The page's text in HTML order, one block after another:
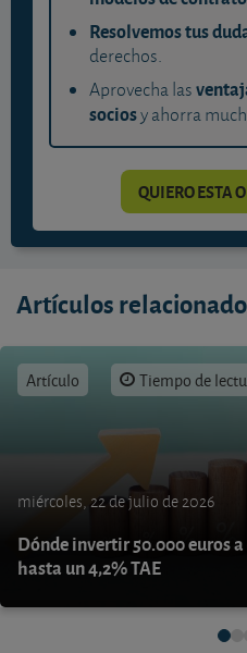
Resolvemos tus
derechos.
Aprovecha las
sociosy ahorra
QUIERO ESTA
Artículos
Artículo Tiempo de
miércoles, 22 de julio de 2026
Dónde invertir 50.000 euros a
hasta un 4,2% TAE